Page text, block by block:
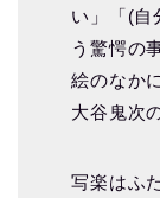
い」「(自
う驚愕の
絵のなか
大谷鬼次
写楽はふ